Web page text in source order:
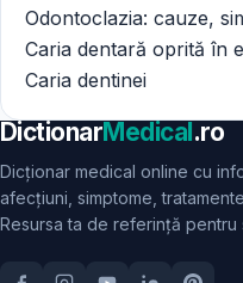
Odontoclazia: cauze,
Caria dentară oprită în
Caria dentinei
DictionarMedical.ro
Dicționar medical online cu
afecțiuni, simptome,
Resursa ta de referință pentru